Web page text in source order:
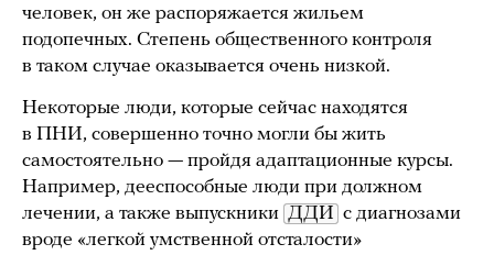
человек, он же распоряжается жильем
подопечных. Степень общественного контроля
в таком случае оказывается очень низкой.
Некоторые люди, которые сейчас находятся
в ПНИ, совершенно точно могли бы жить
самостоятельно — пройдя адаптационные курсы.
Например, дееспособные люди при должном
лечении, а также выпускники ДДИ с диагнозами
вроде «легкой умственной отсталости»